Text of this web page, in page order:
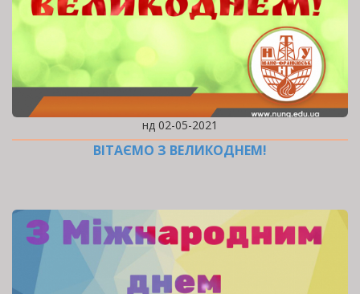
нд 02-05-2021
ВІТАЄМО З ВЕЛИКОДНЕМ!